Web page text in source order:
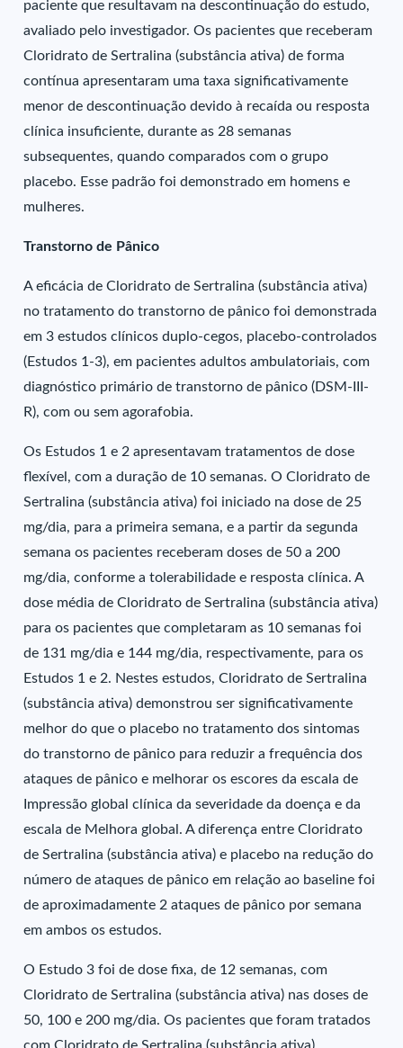
paciente que resultavam na descontinuação do estudo,
avaliado pelo investigador. Os pacientes que receberam
Cloridrato de Sertralina (substância ativa) de forma
contínua apresentaram uma taxa significativamente
menor de descontinuação devido à recaída ou resposta
clínica insuficiente, durante as 28 semanas
subsequentes, quando comparados com o grupo
placebo. Esse padrão foi demonstrado em homens e
mulheres.
Transtorno de Pânico
A eficácia de Cloridrato de Sertralina (substância ativa)
no tratamento do transtorno de pânico foi demonstrada
em 3 estudos clínicos duplo-cegos, placebo-controlados
(Estudos 1-3), em pacientes adultos ambulatoriais, com
diagnóstico primário de transtorno de pânico (DSM-III-
R), com ou sem agorafobia.
Os Estudos 1 e 2 apresentavam tratamentos de dose
flexível, com a duração de 10 semanas. O Cloridrato de
Sertralina (substância ativa) foi iniciado na dose de 25
mg/dia, para a primeira semana, e a partir da segunda
semana os pacientes receberam doses de 50 a 200
mg/dia, conforme a tolerabilidade e resposta clínica. A
dose média de Cloridrato de Sertralina (substância ativa)
para os pacientes que completaram as 10 semanas foi
de 131 mg/dia e 144 mg/dia, respectivamente, para os
Estudos 1 e 2. Nestes estudos, Cloridrato de Sertralina
(substância ativa) demonstrou ser significativamente
melhor do que o placebo no tratamento dos sintomas
do transtorno de pânico para reduzir a frequência dos
ataques de pânico e melhorar os escores da escala de
Impressão global clínica da severidade da doença e da
escala de Melhora global. A diferença entre Cloridrato
de Sertralina (substância ativa) e placebo na redução do
número de ataques de pânico em relação ao baseline foi
de aproximadamente 2 ataques de pânico por semana
em ambos os estudos.
O Estudo 3 foi de dose fixa, de 12 semanas, com
Cloridrato de Sertralina (substância ativa) nas doses de
50, 100 e 200 mg/dia. Os pacientes que foram tratados